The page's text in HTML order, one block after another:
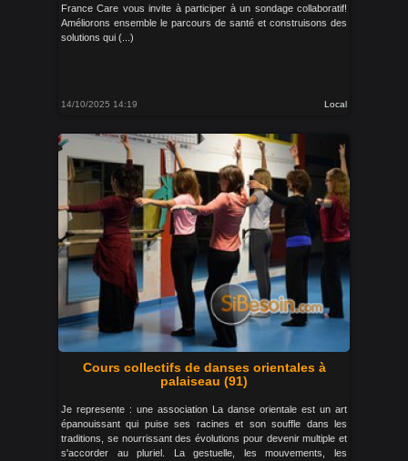
France Care vous invite à participer à un sondage collaboratif!
Améliorons ensemble le parcours de santé et construisons des
solutions qui (...)
14/10/2025 14:19 Local
Cours collectifs de danses orientales à
palaiseau (91)
Je represente : une association La danse orientale est un art
épanouissant qui puise ses racines et son souffle dans les
traditions, se nourrissant des évolutions pour devenir multiple et
s'accorder au pluriel. La gestuelle, les mouvements, les